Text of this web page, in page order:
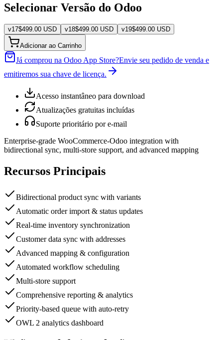
Selecionar Versão do Odoo
v17$499.00 USD v18$499.00 USD v19$499.00 USD
Adicionar ao Carrinho
Já comprou na Odoo App Store?Envie seu pedido de venda e
emitiremos sua chave de licença.
Acesso instantâneo para download
Atualizações gratuitas incluídas
Suporte prioritário por e-mail
Enterprise-grade WooCommerce-Odoo integration with
bidirectional sync, multi-store support, and advanced mapping
Recursos Principais
Bidirectional product sync with variants
Automatic order import & status updates
Real-time inventory synchronization
Customer data sync with addresses
Advanced mapping & configuration
Automated workflow scheduling
Multi-store support
Comprehensive reporting & analytics
Priority-based queue with auto-retry
OWL 2 analytics dashboard